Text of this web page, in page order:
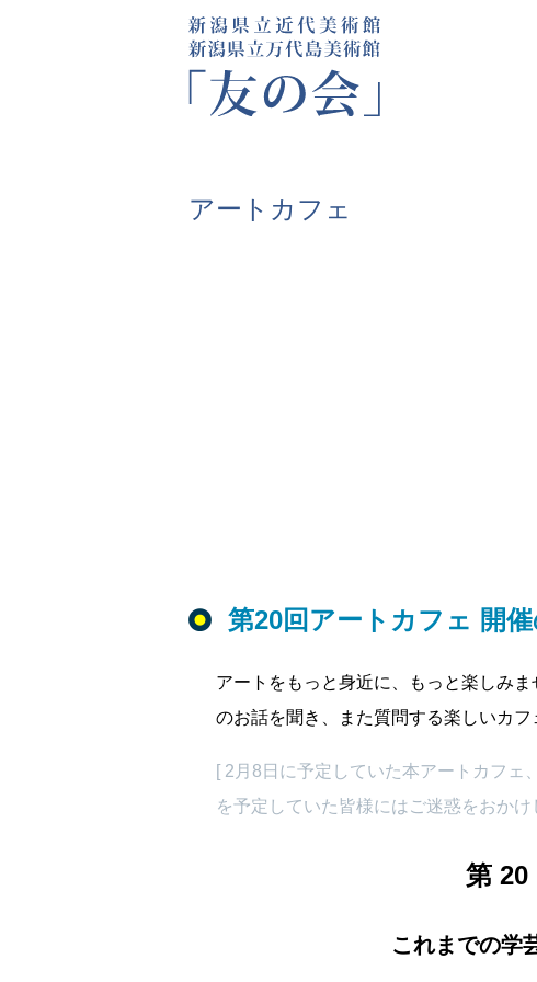
アートカフェ
第20回アートカフェ 開
アートをもっと身近に、もっと楽しみ
のお話を聞き、また質問する楽しいカフ
[ 2月8日に予定していた本アートカフェ
を予定していた皆様にはご迷惑をおか
第 20
これまでの学